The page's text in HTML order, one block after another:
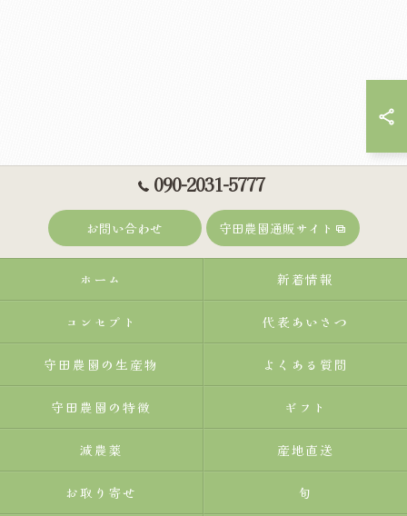
090-2031-5777
お問い合わせ 守田農園通販サイト
ホーム 新着情報
コンセプト 代表あいさつ
守田農園の生産物 よくある質問
守田農園の特徴 ギフト
減農薬 産地直送
お取り寄せ 旬